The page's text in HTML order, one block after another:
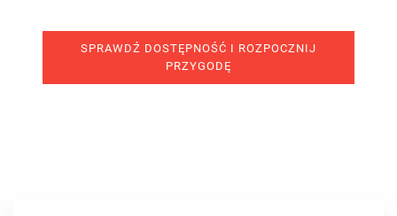
SPRAWDŹ DOSTĘPNOŚĆ I ROZPOCZNIJ
PRZYGODĘ